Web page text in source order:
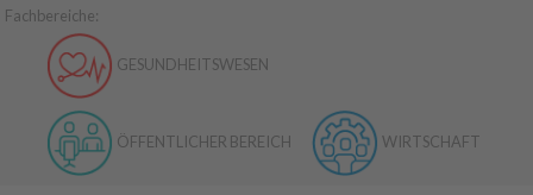
Fachbereiche:
GESUNDHEITSWESEN
ÖFFENTLICHER BEREICH WIRTSCHAFT